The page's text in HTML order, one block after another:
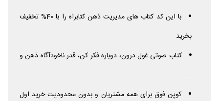
با این کد کتاب های مدیریت ذهن کتابراه را با 40% تخفیف
بخرید
کتاب صوتی غول درون، دوباره فکر کن، قدر ناخودآگاه ذهن و
...
کوپن فوق برای همه مشتریان و بدون محدودیت خرید اول